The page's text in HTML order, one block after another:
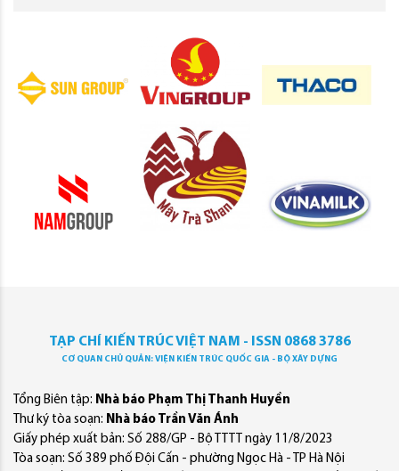
TẠP CHÍ KIẾN TRÚC VIỆT NAM - ISSN 0868 3786
CƠ QUAN CHỦ QUẢN: VIỆN KIẾN TRÚC QUỐC GIA - BỘ XÂY DỰNG
Tổng Biên tập: Nhà báo Phạm Thị Thanh Huyền
Thư ký tòa soạn: Nhà báo Trần Văn Ánh
Giấy phép xuất bản: Số 288/GP - Bộ TTTT ngày 11/8/2023
Tòa soạn: Số 389 phố Đội Cấn - phường Ngọc Hà - TP Hà Nội